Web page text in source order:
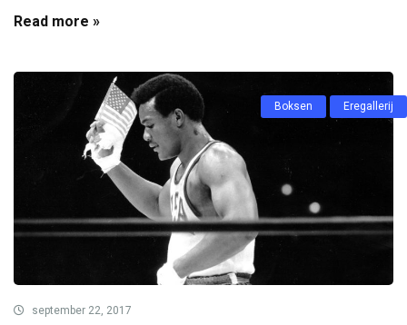
Read more »
Boksen Eregallerij
september 22, 2017